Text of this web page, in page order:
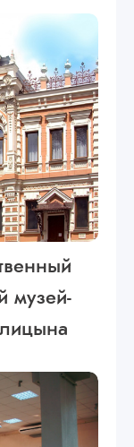
музей-